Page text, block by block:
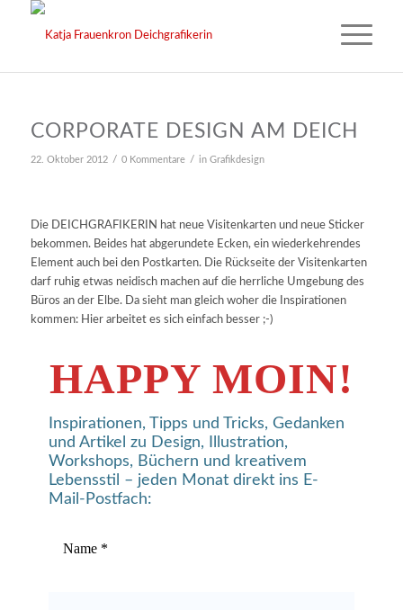
CORPORATE DESIGN AM DEICH
22. Oktober 2012 / 0 Kommentare / in Grafikdesign
Die DEICHGRAFIKERIN hat neue Visitenkarten und neue Sticker
bekommen. Beides hat abgerundete Ecken, ein wiederkehrendes
Element auch bei den Postkarten. Die Rückseite der Visitenkarten
darf ruhig etwas neidisch machen auf die herrliche Umgebung des
Büros an der Elbe. Da sieht man gleich woher die Inspirationen
kommen: Hier arbeitet es sich einfach besser ;-)
HAPPY MOIN!
Inspirationen, Tipps und Tricks, Gedanken
und Artikel zu Design, Illustration,
Workshops, Büchern und kreativem
Lebensstil – jeden Monat direkt ins E-
Mail-Postfach: